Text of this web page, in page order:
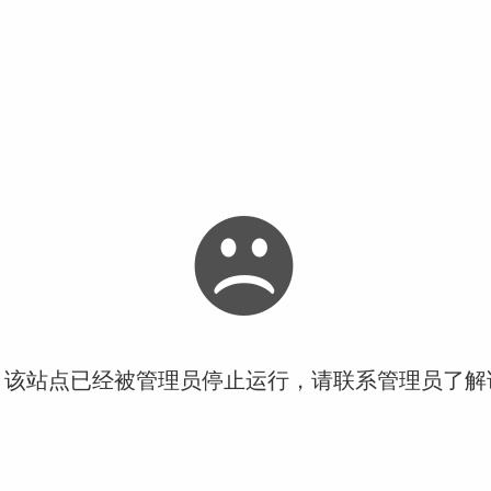
站点已经被管理员停止运行，请联系管理员了